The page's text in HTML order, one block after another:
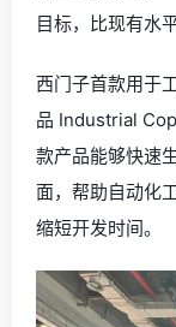
目标，比现有水
西门子首款用于
品 Industrial
款产品能够快速
面，帮助自动化
缩短开发时间。